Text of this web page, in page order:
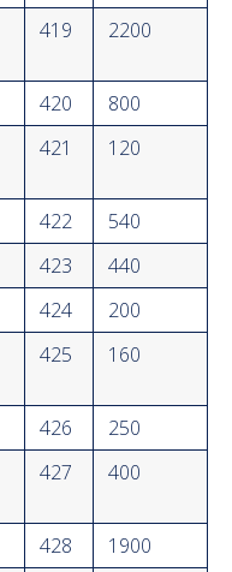
419 2200
420
800
421 120
422
540
423
440
424
200
425 160
426
250
427 400
428 1900